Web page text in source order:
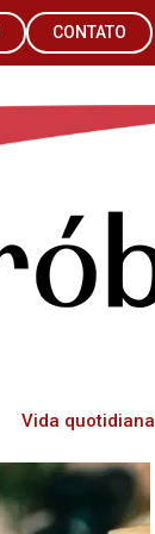
CONTATO
Vida quotidiana